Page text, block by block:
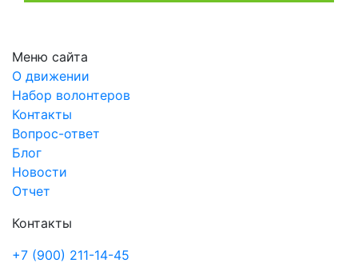
Меню сайта
О движении
Набор волонтеров
Контакты
Вопрос-ответ
Блог
Новости
Отчет
Контакты
+7 (900) 211-14-45